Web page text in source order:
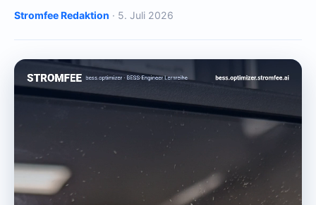
Stromfee Redaktion · 5. Juli 2026